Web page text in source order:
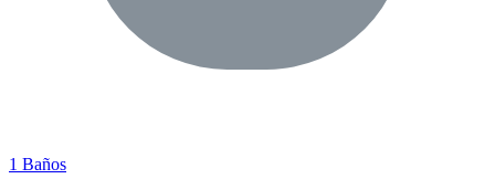
1 Baños